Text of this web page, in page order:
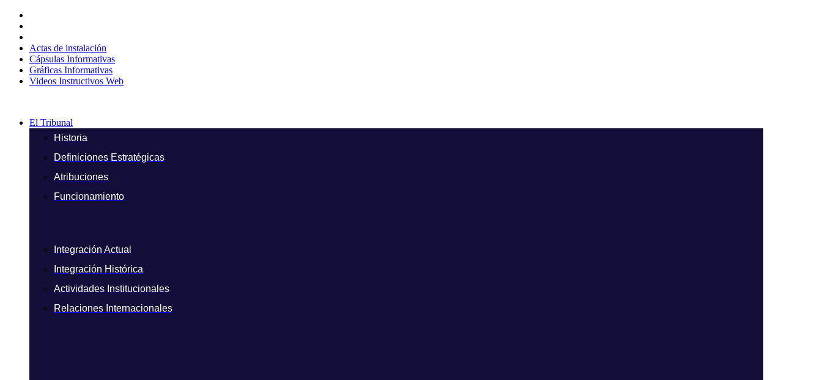
contenido
Actas de instalación
Cápsulas Informativas
Gráficas Informativas
Videos Instructivos Web
El Tribunal
Historia
Definiciones Estratégicas
Atribuciones
Funcionamiento
Integración Actual
Integración Histórica
Actividades Institucionales
Relaciones Internacionales